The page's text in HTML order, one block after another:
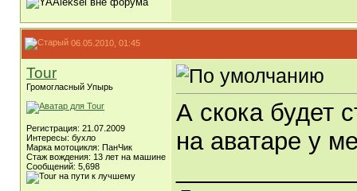
06.05.2010, 01:45
Tour
Громогласный Упырь
Регистрация: 21.07.2009
Интересы: бухло
Марка мотоцикля: ПанЧик
Стаж вождения: 13 лет на машине
Сообщений: 5,698
А скока будет
на аватаре у